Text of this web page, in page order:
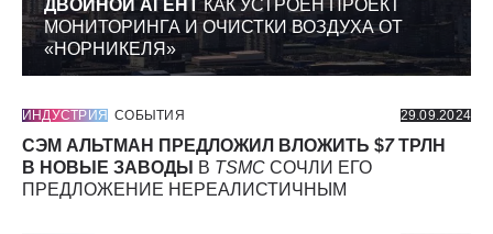
ДВОЙНОЙ АГЕНТКАК УСТРОЕН ПРОЕКТ
МОНИТОРИНГА И ОЧИСТКИ ВОЗДУХА ОТ
«НОРНИКЕЛЯ»
ИНДУСТРИЯ СОБЫТИЯ 29.09.2024
СЭМ АЛЬТМАН ПРЕДЛОЖИЛ ВЛОЖИТЬ $7ТРЛН
В НОВЫЕ ЗАВОДЫ
В TSMC СОЧЛИ ЕГО
ПРЕДЛОЖЕНИЕ НЕРЕАЛИСТИЧНЫМ